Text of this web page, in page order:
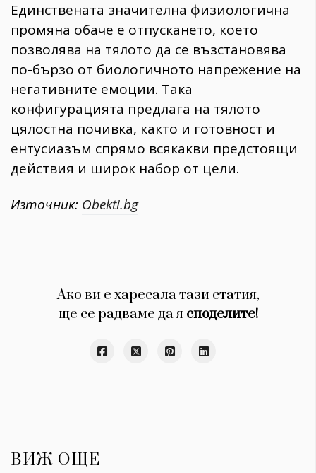
Единствената значителна физиологична
промяна обаче е отпускането, което
позволява на тялото да се възстановява
по-бързо от биологичното напрежение на
негативните емоции. Така
конфигурацията предлага на тялото
цялостна почивка, както и готовност и
ентусиазъм спрямо всякакви предстоящи
действия и широк набор от цели.
Източник: Obekti.bg
Ако ви е харесала тази статия,
ще се радваме да я споделите!
ВИЖ ОЩЕ